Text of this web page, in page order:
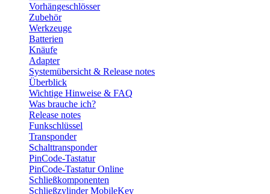
Vorhängeschlösser
Zubehör
Werkzeuge
Batterien
Knäufe
Adapter
Systemübersicht & Release notes
Überblick
Wichtige Hinweise & FAQ
Was brauche ich?
Release notes
Funkschlüssel
Transponder
Schalttransponder
PinCode-Tastatur
PinCode-Tastatur Online
Schließkomponenten
Schließzylinder MobileKey